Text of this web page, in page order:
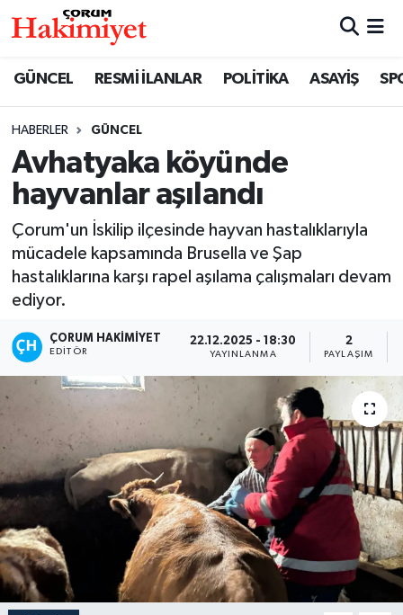
GÜNCEL RESMİ İLANLAR POLİTİKA ASAYİŞ
HABERLER GÜNCEL
Avhatyaka köyünde
hayvanlar aşılandı
Çorum'un İskilip ilçesinde hayvan hastalıklarıyla
mücadele kapsamında Brusella ve Şap
hastalıklarına karşı rapel aşılama çalışmaları devam
ediyor.
ÇORUM HAKIMIYET
EDITÖR
22.12.2025 - 18:30
YAYINLANMA
2
PAYLAŞIM
SAĞLIK
ASAYİŞ
EKONOMİ
GÜNCEL
AKTÜEL
EĞİTİM
İLÇELER
OTOPARK
TEKNOLOJİ
Nöbetçi Eczaneler
Çorum Namaz Vakitleri
Trafik Durumu
Süper Lig Puan Durumu ve Fikstür
Tüm Manşetler
Son Dakika Haberleri
Haber Arşivi